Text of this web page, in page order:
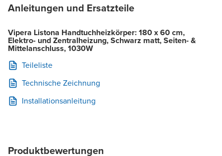
Anleitungen und Ersatzteile
Vipera Listona Handtuchheizkörper: 180 x 60 cm,
Elektro- und Zentralheizung, Schwarz matt, Seiten- &
Mittelanschluss, 1030W
Teileliste
Technische Zeichnung
Installationsanleitung
Produktbewertungen